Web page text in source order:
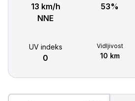
13 km/h
NNE
53%
UV indeks
0
Vidljivost
10 km